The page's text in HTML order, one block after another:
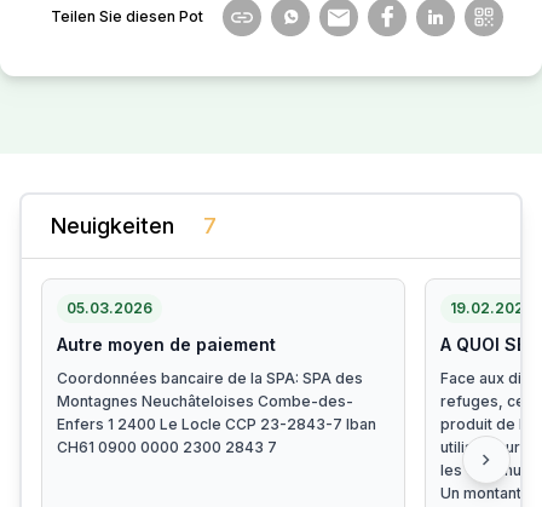
Teilen Sie diesen Pot
Neuigkeiten 7
chevron_right
05.03.2026
Autre moyen de paiement
Coordonnées bancaire de la SPA: SPA des
Montagnes Neuchâteloises Combe-des-
Enfers 1 2400 Le Locle CCP 23-2843-7 Iban
CH61 0900 0000 2300 2843 7
19.02.2026
A QUOI
Face aux
refuges,
produit de la
utilisé pour
les
Un montant